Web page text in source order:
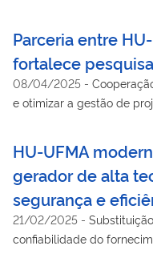
Parceria entre
fortalece
08/04/2025 -
e otimizar a gestão de
HU-UFMA
gerador de alta
segurança e
21/02/2025 -
confiabilidade do